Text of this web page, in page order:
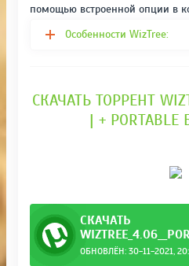
помощью встроенной опции в
Особенности WizTree:
СКАЧАТЬ ТОРРЕНТ
| +
СКАЧАТЬ
ОБНОВЛЁН: 30-11-2021,